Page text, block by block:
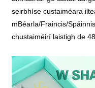
seirbhíse custaiméara
mBéarla/Fraincis/
chustaiméirí laistigh de